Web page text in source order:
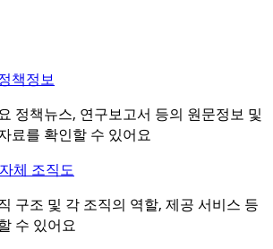
책정보
정책뉴스, 연구보고서 등의 원문정보 및
료를 확인할 수 있어요
체 조직도
구조 및 각 조직의 역할, 제공 서비스 등
수 있어요